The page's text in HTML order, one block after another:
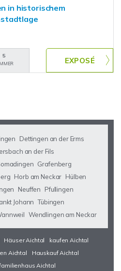
in historischem
5
Dettingen an der Erms
an der Fils
Grafenberg
Horb am Neckar Hülben
Neuffen
Pfullingen
Johann Tübingen
Wendlingen am Neckar
Häuser Aichtal
kaufen Aichtal
Aichtal
Hauskauf Aichtal
Aichtal